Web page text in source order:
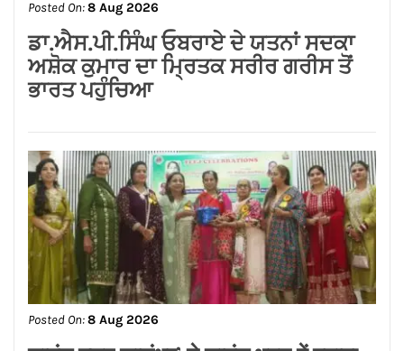
Posted On: 8 Aug 2026
ਡਾ.ਐਸ.ਪੀ.ਸਿੰਘ ਓਬਰਾਏ ਦੇ ਯਤਨਾਂ ਸਦਕਾ
ਅਸ਼ੋਕ ਕੁਮਾਰ ਦਾ ਮ੍ਰਿਤਕ ਸਰੀਰ ਗਰੀਸ ਤੋਂ
ਭਾਰਤ ਪਹੁੰਚਿਆ